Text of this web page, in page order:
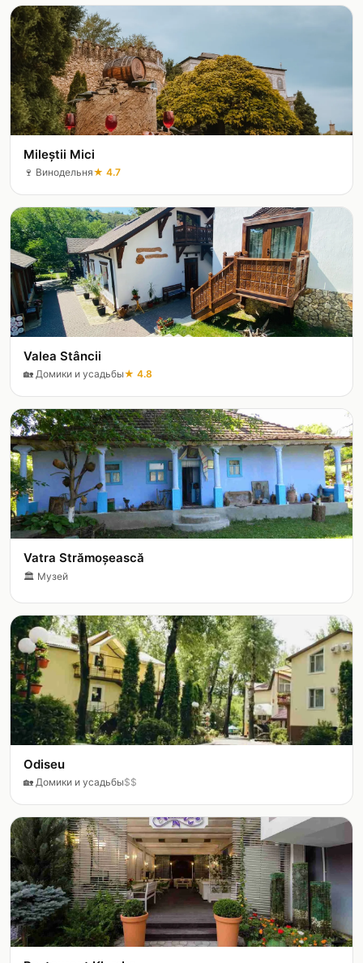
Mileștii Mici
🍷 Винодельня★ 4.7
Valea Stâncii
🏡 Домики и усадьбы★ 4.8
Vatra Strămoșească
🏛️ Музей
Odiseu
🏡 Домики и усадьбы$$